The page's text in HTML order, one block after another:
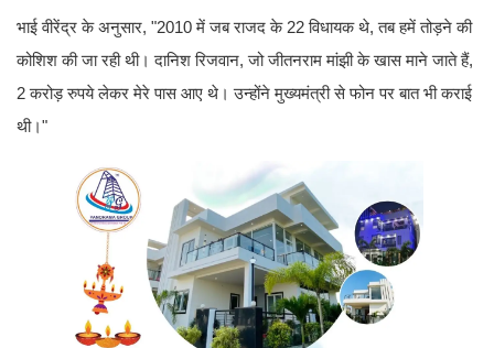
भाई वीरेंद्र के अनुसार, "2010 में जब राजद के 22 विधायक थे, तब हमें तोड़ने की
कोशिश की जा रही थी। दानिश रिजवान, जो जीतनराम मांझी के खास माने जाते हैं,
2 करोड़ रुपये लेकर मेरे पास आए थे। उन्होंने मुख्यमंत्री से फोन पर बात भी कराई
थी।"